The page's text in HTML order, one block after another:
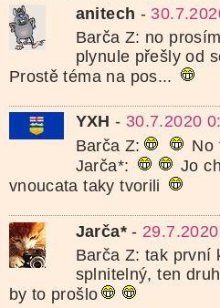
anitech -
Barča Z: no
plynule přešly od
Prostě téma na pos...
YXH - 30.7.2020
Barča Z:
No
Jarča*:
Jo
vnoucata taky tvorili
Jarča*-
Barča Z: tak první
splnitelný, ten
by to prošlo